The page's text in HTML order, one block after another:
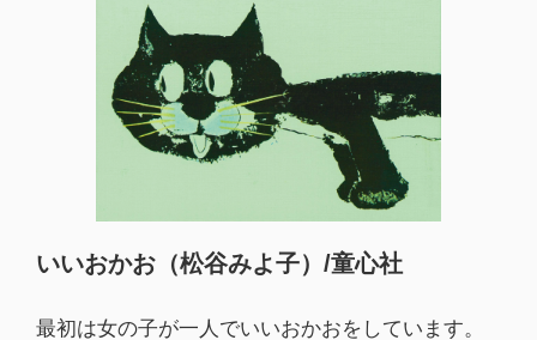
いいおかお（松谷みよ子）/童心社
最初は女の子が一人でいいおかおをしています。